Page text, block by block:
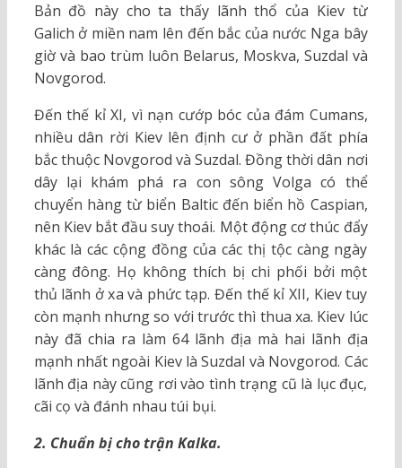
Bản đồ này cho ta thấy lãnh thổ của Kiev từ
Galich ở miền nam lên đến bắc của nước Nga bây
giờ và bao trùm luôn Belarus, Moskva, Suzdal và
Novgorod.
Đến thế kỉ XI, vì nạn cướp bóc của đám Cumans,
nhiều dân rời Kiev lên định cư ở phần đất phía
bắc thuộc Novgorod và Suzdal. Đồng thời dân nơi
dây lại khám phá ra con sông Volga có thể
chuyển hàng từ biển Baltic đến biển hồ Caspian,
nên Kiev bắt đầu suy thoái. Một động cơ thúc đẩy
khác là các cộng đồng của các thị tộc càng ngày
càng đông. Họ không thích bị chi phối bởi một
thủ lãnh ở xa và phức tạp. Đến thế kỉ XII, Kiev tuy
còn mạnh nhưng so với trước thì thua xa. Kiev lúc
này đã chia ra làm 64 lãnh địa mà hai lãnh địa
mạnh nhất ngoài Kiev là Suzdal và Novgorod. Các
lãnh địa này cũng rơi vào tình trạng cũ là lục đục,
cãi cọ và đánh nhau túi bụi.
2. Chuẩn bị cho trận Kalka.